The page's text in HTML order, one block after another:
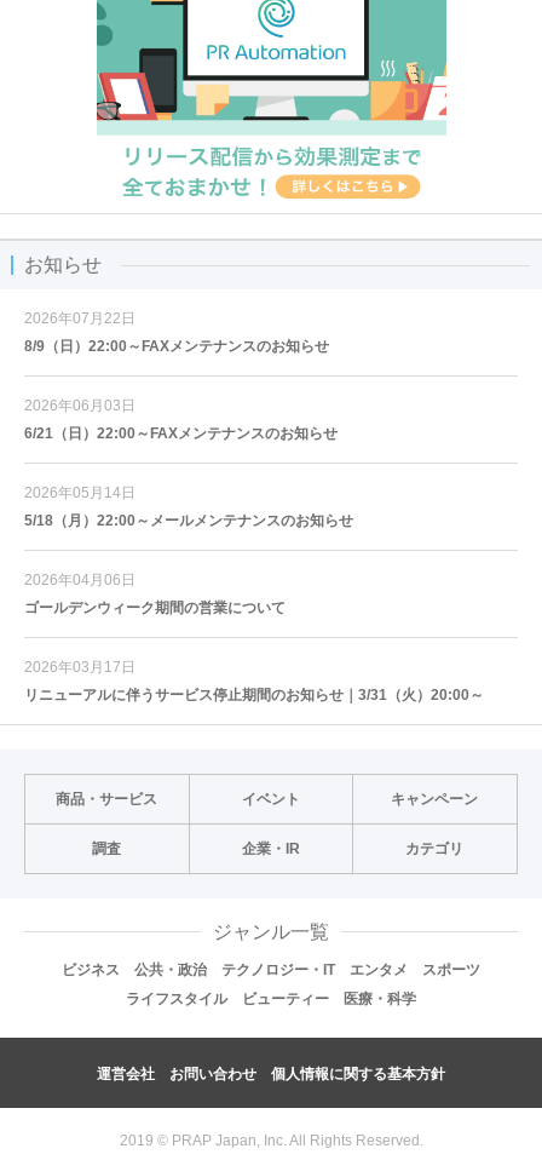
お知らせ
2026年07月22日
8/9（日）22:00～FAXメンテナンスのお知らせ
2026年06月03日
6/21（日）22:00～FAXメンテナンスのお知らせ
2026年05月14日
5/18（月）22:00～メールメンテナンスのお知らせ
2026年04月06日
ゴールデンウィーク期間の営業について
2026年03月17日
リニューアルに伴うサービス停止期間のお知らせ｜3/31（火）20:00～
商品・サービス イベント キャンペーン
調査 企業・IR カテゴリ
ジャンル一覧
ビジネス 公共・政治 テクノロジー・IT エンタメ
スポーツ
ライフスタイル
ビューティー 医療・科学
運営会社 お問い合わせ 個人情報に関する基本方針
2019 © PRAP Japan, Inc. All Rights Reserved.